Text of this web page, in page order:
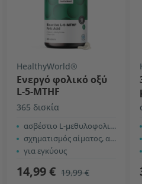
HealthyWorld®
Ενεργό φολικό οξύ
L-5-MTHF
365 δισκία
ασβέστιο L-μεθυλοφολικό
σχηματισμός αίματος, ανοσία και ενέργεια
για εγκύους
14,99 € 19,99 €